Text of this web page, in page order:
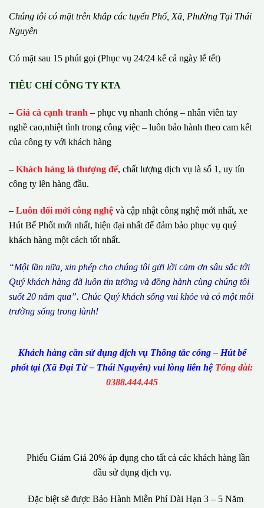
Chúng tôi có mặt trên khắp các tuyến Phố, Xã, Phường Tại Thái
Nguyên
Có mặt sau 15 phút gọi (Phục vụ 24/24 kể cả ngày lễ tết)
TIÊU CHÍ CÔNG TY KTA
– Giá cả cạnh tranh – phục vụ nhanh chóng – nhân viên tay
nghề cao,nhiệt tình trong công việc – luôn bảo hành theo cam kết
của công ty với khách hàng
– Khách hàng là thượng đế, chất lượng dịch vụ là số 1, uy tín
công ty lên hàng đầu.
– Luôn đổi mới công nghệ và cập nhật công nghệ mới nhất, xe
Hút Bể Phốt mới nhất, hiện đại nhất để đảm bảo phục vụ quý
khách hàng một cách tốt nhất.
“Một lần nữa, xin phép cho chúng tôi gửi lời cảm ơn sâu sắc tới
Quý khách hàng đã luôn tin tưởng và đồng hành cùng chúng tôi
suốt 20 năm qua”. Chúc Quý khách sống vui khỏe và có một môi
trường sống trong lành!
Khách hàng cần sử dụng dịch vụ Thông tắc cống – Hút bể
phốt tại (Xã Đại Từ – Thái Nguyên) vui lòng liên hệ Tổng đài:
0388.444.445
Phiếu Giảm Giá 20% áp dụng cho tất cả các khách hàng lần
đầu sử dụng dịch vụ.
Đặc biệt sẽ được Bảo Hành Miễn Phí Dài Hạn 3 – 5 Năm